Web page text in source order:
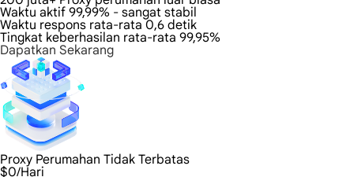
Waktu aktif 99,99% - sangat stabil
Waktu respons rata-rata 0,6 detik
Tingkat keberhasilan rata-rata 99,95%
Dapatkan Sekarang
Proxy Perumahan Tidak Terbatas
$0/Hari